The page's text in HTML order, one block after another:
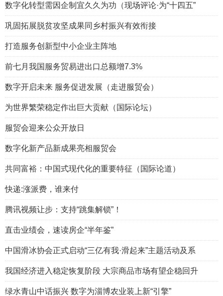
数字化转型需因企制宜久久为功（现场评论·为“十四五”
巩固拓展脱贫攻坚成果同乡村振兴有效衔接
打造服务创新型中小企业主阵地
前七月我国服务贸易进出口总额增7.3%
数字开启未来 服务促进发展（走进服贸会）
为世界繁荣稳定作出巨大贡献（国际论坛）
服贸会迎来公众开放日
数字化新产品新成果亮相服贸会
共同富裕：中国式现代化的重要特征（国际论道）
快递:涨派费，谁来付
腾讯视频让步：支持“跳集解锁”！
直击业绩会，速读房企“半年鉴”
中国滑冰协会正式启动“三亿有我·滑起来”主题活动及系
我国经济进入稳定恢复阶段 大宗商品市场有望企稳回升
绿水青山中话振兴 数字为淄博农业装上新“引擎”